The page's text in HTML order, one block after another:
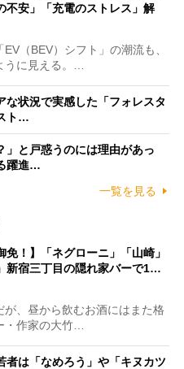
不安」「充電のストレス」解
（BEV）シフト」の潮流も、
うに見える。…
な状況で実感した「フォレスタ
ト…
」と戸惑うのには理由があっ
躍進…
一覧を見る
免！】「ネグローニ」「山崎」
新宿三丁目の隠れ家バーで1…
、昼から飲むお酒にはまた格
作家の大竹…
者は「なめろう」や「キヌカツ